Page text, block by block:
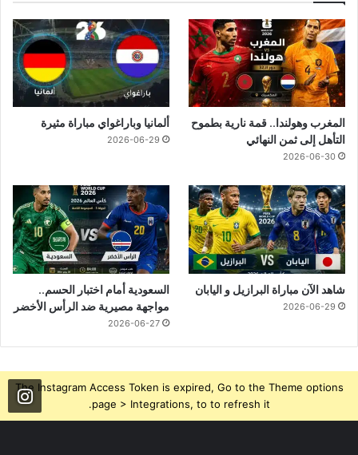
المغرب وهولندا.. قمة نارية بطموح
التأهل إلى ثمن النهائي
2026-06-30
ألمانيا وباراغواي مباراة مثيرة
2026-06-29
شاهد الآن مباراة البرازيل و اليابان
2026-06-29
السعودية أمام اختبار الحسم..
مواجهة مصيرية ضد الرأس الأخضر
2026-06-27
The Instagram Access Token is expired, Go to the Theme options
page > Integrations, to to refresh it.